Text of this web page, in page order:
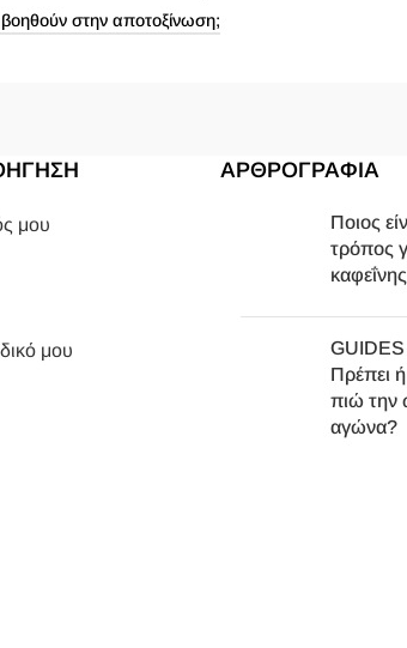
στην αποτοξίνωση;
μου
μου
ΑΡΘΡΟΓΡΑΦΙΑ
Ποιος
τρόπος
καφεΐνης
Πρέπει
πιώ την
αγώνα?